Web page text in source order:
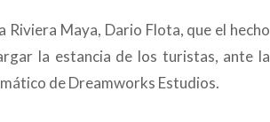
Maya, Dario Flota, que el hecho
la estancia de los turistas, ante la
de Dreamworks Estudios.